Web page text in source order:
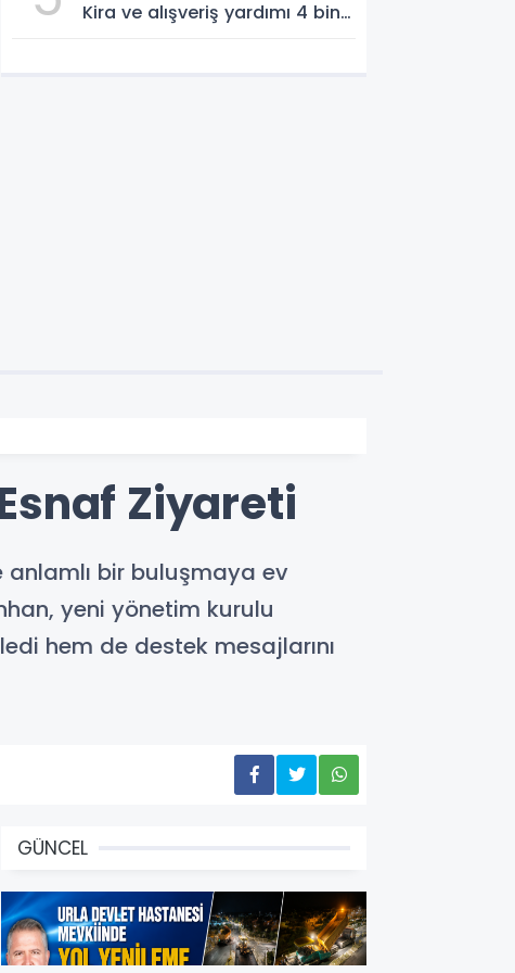
Kira ve alışveriş yardımı 4 bin
Ziyareti
anlamlı bir buluşmaya ev
yeni yönetim kurulu
hem de destek mesajlarını
GÜNCEL